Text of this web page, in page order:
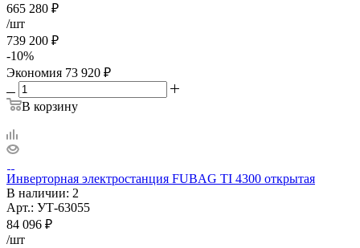
665 280 ₽
/шт
739 200 ₽
-10%
Экономия 73 920 ₽
В корзину
Инверторная электростанция FUBAG TI 4300 открытая
В наличии: 2
Арт.: УТ-63055
84 096 ₽
/шт